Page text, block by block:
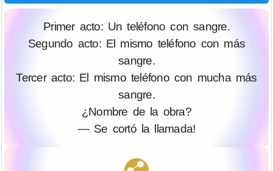
Primer acto: Un teléfono con sangre.
Segundo acto: El mismo teléfono con más
sangre.
Tercer acto: El mismo teléfono con mucha más
sangre.
¿Nombre de la obra?
— Se cortó la llamada!